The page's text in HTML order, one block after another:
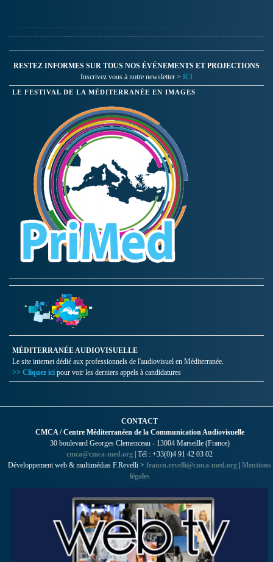
RESTEZ INFORMES SUR TOUS NOS ÉVÉNEMENTS ET PROJECTIONS
Inscrivez vous à notre newsletter > ICI
LE FESTIVAL DE LA MÉDITERRANÉE EN IMAGES
MÉDITERRANÉE AUDIOVISUELLE
Le site internet dédié aux professionnels de l'audiovisuel en Méditerranée.
>> Cliquez ici pour voir les derniers appels à candidatures
CONTACT
CMCA / Centre Méditerranéen de la Communication Audiovisuelle
30 boulevard Georges Clemenceau - 13004 Marseille (France)
cmca@cmca-med.org | Tél : +33(0)4 91 42 03 02
Développement web & multimédias F.Revelli > franco.revelli@cmca-med.org | Mentions
légales